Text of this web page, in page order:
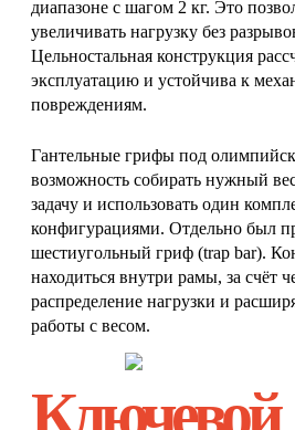
диапазоне с шагом 2 кг. Это
увеличивать нагрузку без
Цельностальная конструкция
эксплуатацию и устойчива к
повреждениям.
Гантельные грифы под
возможность собирать нужный
задачу и использовать один
конфигурациями. Отдельно был
шестиугольный гриф (trap bar).
находиться внутри рамы, за счёт
распределение нагрузки и
работы с весом.
Ключевой